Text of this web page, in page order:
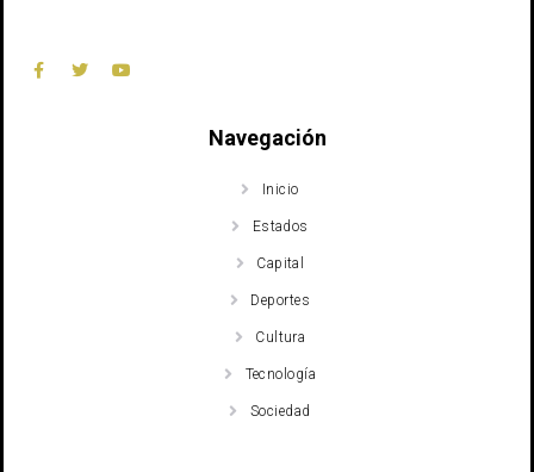
Navegación
Inicio
Estados
Capital
Deportes
Cultura
Tecnología
Sociedad